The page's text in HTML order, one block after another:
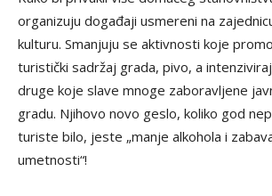
organizuju događaji usmereni na
kulturu. Smanjuju se aktivnosti koje
turistički sadržaj grada, pivo, a
druge koje slave mnoge zaboravljene
gradu. Njihovo novo geslo, koliko god
turiste bilo, jeste „manje alkohola i
umetnosti“!